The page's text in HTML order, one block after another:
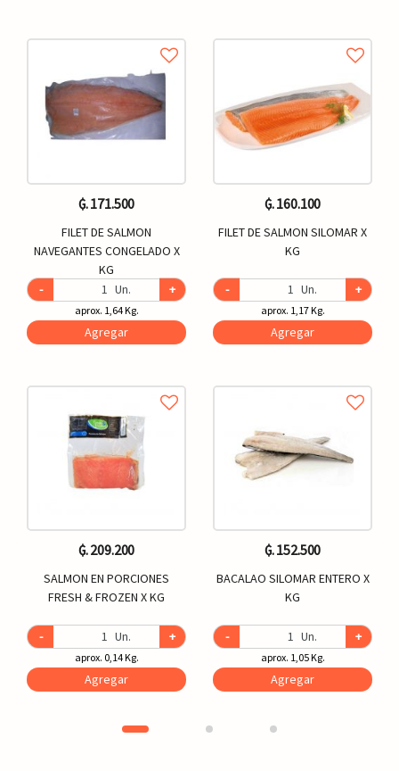
₲. 171.500
FILET DE SALMON
NAVEGANTES CONGELADO X
KG
-
Un. +
aprox. 1,64 Kg.
Agregar
₲. 209.200
SALMON EN PORCIONES
FRESH & FROZEN X KG
- Un. +
aprox. 0,14 Kg.
Agregar
₲. 160.100
FILET DE SALMON SILOMAR X
KG
- Un. +
aprox. 1,17 Kg.
Agregar
₲. 152.500
BACALAO SILOMAR ENTERO X
KG
- Un. +
aprox. 1,05 Kg.
Agregar